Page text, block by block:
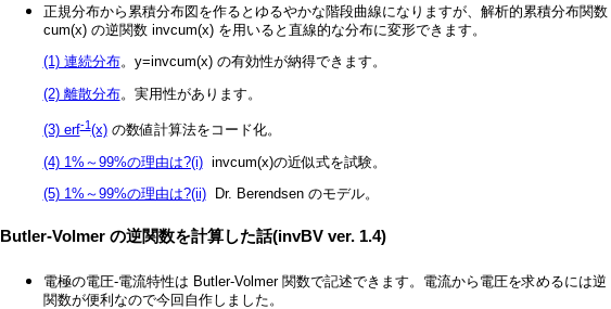
正規分布から累積分布図を作るとゆるやかな階段曲線になりますが、解析的累積分布関数
cum(x) の逆関数 invcum(x) を用いると直線的な分布に変形できます。
(1) 連続分布。y=invcum(x) の有効性が納得できます。
(2) 離散分布。実用性があります。
(3) erf-1(x)の数値計算法をコード化。
(4) 1%～99%の理由は?(i)invcum(x)の近似式を試験。
(5) 1%～99%の理由は?(ii)Dr. Berendsen のモデル。
Butler-Volmer の逆関数を計算した話(invBV ver. 1.4)
電極の電圧-電流特性は Butler-Volmer 関数で記述できます。電流から電圧を求めるには逆
関数が便利なので今回自作しました。